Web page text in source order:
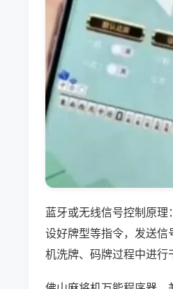
蓝牙或无线信号控制原
设好牌型等指令，发送
机洗牌、码牌过程中进行